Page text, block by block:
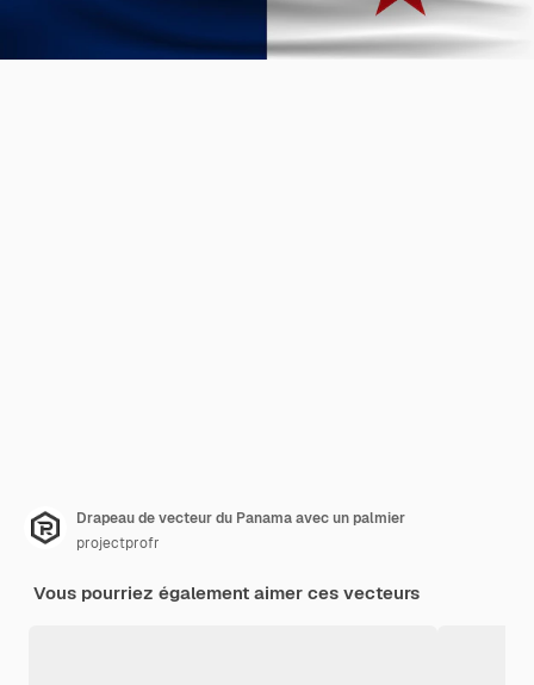
Drapeau de vecteur du Panama avec un palmier
projectprofr
Vous pourriez également aimer ces vecteurs